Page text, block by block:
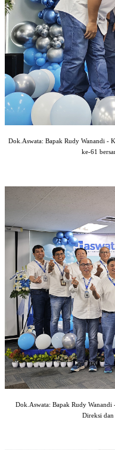
Dok.Aswata: Bapak Rudy Wanandi -
ke-61
Dok.Aswata: Bapak Rudy Wanandi
Direksi dan